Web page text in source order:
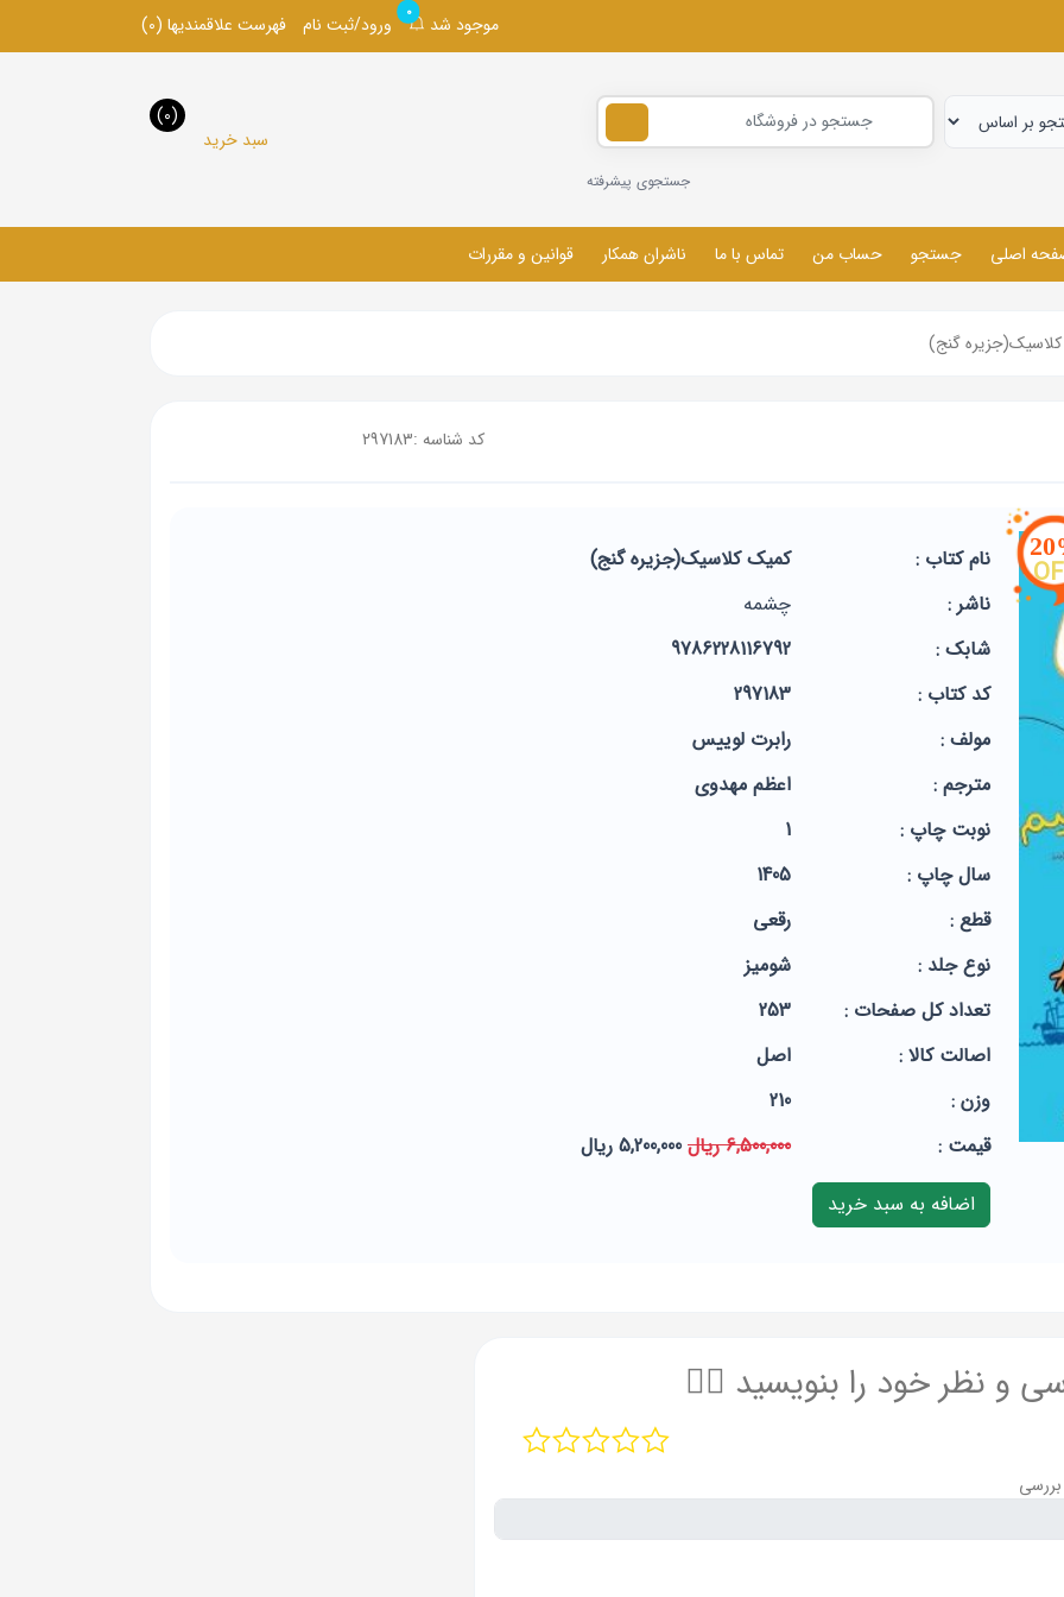
موجود شد
0
ورود/ثبت نام فهرست علاقمندیها (0)
جستجوی پیشرفته
سبد خرید
(0)
اصلی جستجو حساب من تماس با ما ناشران همکار قوانین و مقررات
گنج)
کد شناسه :297183
نام کتاب :
کمیک کلاسیک(جزیره گنج)
ناشر :
چشمه
شابک :
9786228116792
کد کتاب :
297183
مولف :
رابرت لوییس
مترجم :
اعظم مهدوی
نوبت چاپ :
1
سال چاپ :
1405
قطع :
رقعی
نوع جلد :
شومیز
تعداد کل صفحات :
253
اصالت کالا :
اصل
وزن :
210
قيمت :
6,500,000 ریال 5,200,000 ریال
و نظر خود را بنویسید ✍🏻